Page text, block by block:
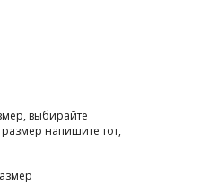
выбирайте
напишите тот,